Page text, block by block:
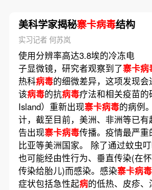
美科学家揭秘寨卡病毒结构
实习记者 何苏岚
使用分辨率高达3.8埃的冷冻电
子显微镜，研究者观察到了寨卡病
热科病毒的细微差异，这项发现
该病毒的抗病毒疗法和相关疫苗
Island）重新出现寨卡病毒的病例
计，截至目前，美洲、非洲等已有
告出现寨卡病毒传播。疫情最严
比亚等美洲国家。 除了通过蚊虫
也可能经由性行为、垂直传染(在
传染给胎儿)而感染。感染寨卡病毒
症状包括急性起病的低热、皮疹